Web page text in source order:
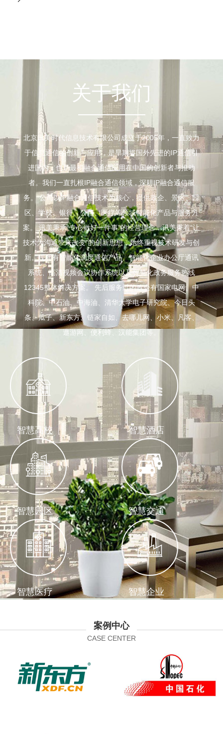
关于我们
北京讯美时代信息技术有限公司成立于2005年，一直致力
于信息通信的创新与应用，是早期将国外先进的IP通信引
进国内，也是最初融合通信应用在中国的创新者与推动
者。我们一直扎根IP融合通信领域，深耕IP融合通信服
务。 公司以IP融合通信技术为核心，提供政企、景区、园
区、学校、银行、公路、医疗等领域智能化产品与服务方
案。 讯美秉承“专心做好一件事”的经营理念，讯美秉着“让
技术为沟通带来改变”的创新思想，始终重视技术研发与创
新。现拥有智能化调度通信产品、智能化企业办公厅通讯
系统、高清视频会议协作系统以及智慧化政务服务热线
12345整体解决方案。 先后服务过的政企有国家电网、中
科院、中石油、中海油、清华大学电子研究院、今日头
条、瓜子、新东方、链家自如、去哪儿网、小米、凡客、
遨游网、便利蜂、汉能集团等。
智慧高校 智慧酒店
智慧园区 智慧交通
智慧医疗 智慧企业
案例中心
CASE CENTER